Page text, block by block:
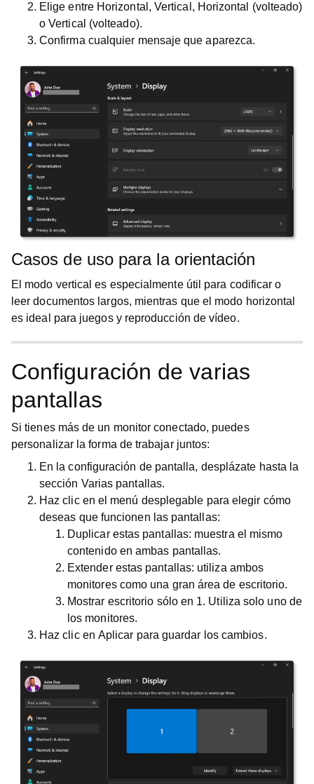
Elige entre Horizontal , Vertical , Horizontal (volteado)
oVertical (volteado).
Confirma cualquier mensaje que aparezca.
Casos de uso para la orientación
El modo vertical es especialmente útil para codificar o
leer documentos largos, mientras que el modo horizontal
es ideal para juegos y reproducción de vídeo.
Configuración de varias
pantallas
Si tienes más de un monitor conectado, puedes
personalizar la forma de trabajar juntos:
En laconfiguración de pantalla, desplázate hasta la
sección Varias pantallas.
Haz clic en el menú desplegable para elegir cómo
deseas que funcionen las pantallas:
Duplicar estas pantallas: muestra el mismo
contenido en ambas pantallas.
Extender estas pantallas: utiliza ambos
monitores como una gran área de escritorio.
Mostrar escritorio sólo en 1. Utiliza solo uno de
los monitores.
Haz clic en Aplicar para guardar los cambios.